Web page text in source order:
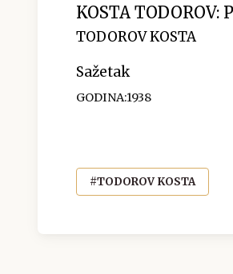
KOSTA TODOROV:
TODOROV KOSTA
Sažetak
GODINA:1938
#TODOROV KOSTA